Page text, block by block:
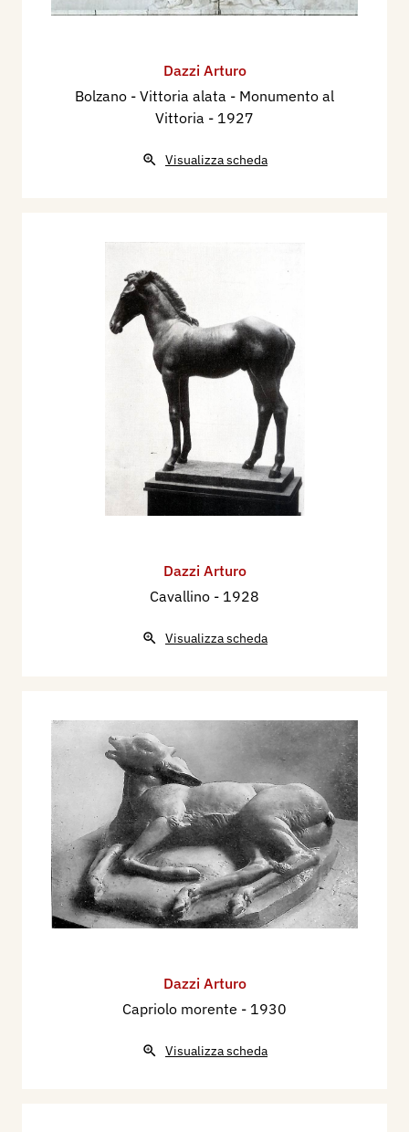
Dazzi Arturo
Bolzano - Vittoria alata - Monumento al
Vittoria - 1927
Visualizza scheda
Dazzi Arturo
Cavallino - 1928
Visualizza scheda
Dazzi Arturo
Capriolo morente - 1930
Visualizza scheda